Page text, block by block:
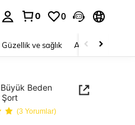
0 0
Güzellik ve sağlık Ayakkabı
Beden
Şort
(3 Yorumlar)